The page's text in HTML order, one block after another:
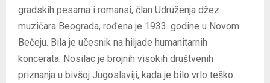
gradskih pesama i romansi, član Udruženja džez
muzičara Beograda, rođena je 1933. godine u Novom
Bečeju. Bila je učesnik na hiljade humanitarnih
koncerata. Nosilac je brojnih visokih društvenih
priznanja u bivšoj Jugoslaviji, kada je bilo vrlo teško